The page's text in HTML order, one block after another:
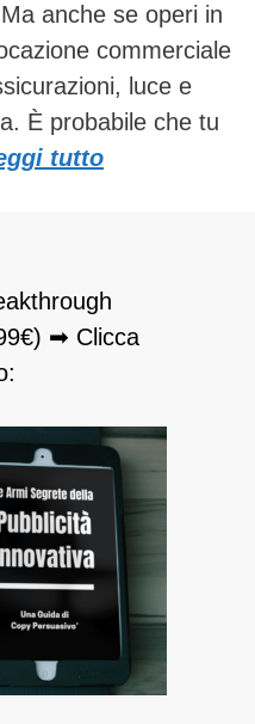
anche se operi in
commerciale
luce e
È probabile che tu
tutto
➡ Clicca